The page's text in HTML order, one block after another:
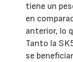
tiene un
en
anterior, lo
Tanto la
se